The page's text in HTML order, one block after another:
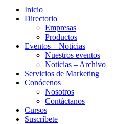
Inicio
Directorio
Empresas
Productos
Eventos – Noticias
Nuestros eventos
Noticias – Archivo
Servicios de Marketing
Conócenos
Nosotros
Contáctanos
Cursos
Suscríbete